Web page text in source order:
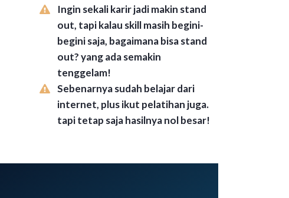
Ingin sekali karir jadi makin stand
out, tapi kalau skill masih begini-
begini saja, bagaimana bisa stand
out? yang ada semakin
tenggelam!
Sebenarnya sudah belajar dari
internet, plus ikut pelatihan juga.
tapi tetap saja hasilnya nol besar!